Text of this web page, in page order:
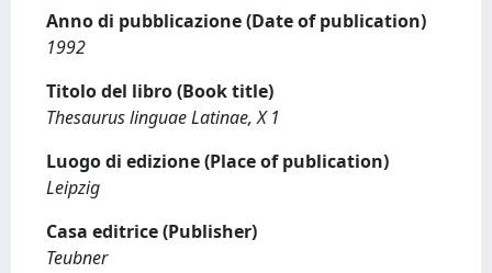
Anno di pubblicazione (Date of publication)
1992
Titolo del libro (Book title)
Thesaurus linguae Latinae, X 1
Luogo di edizione (Place of publication)
Leipzig
Casa editrice (Publisher)
Teubner